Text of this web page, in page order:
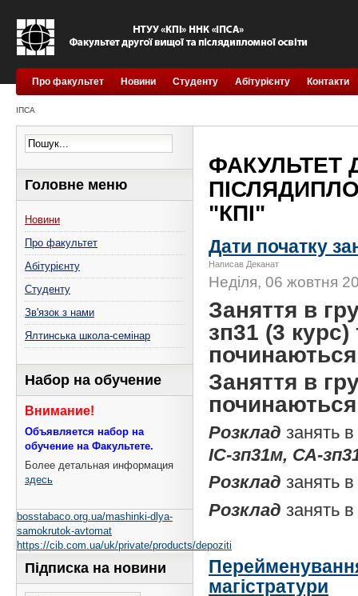
Про факультет Новини Студенту Абітурієнту Контакти
ІПСА
ФАКУЛЬТЕТ
"КПІ"
Дати початку
Написав Деканат
Неділя, 06 жовтня
Заняття в
зп31 (3 курс)
Заняття в
Розклад занять
ІС-зп31м, СА-
Розклад занять в
Розклад занять в
магістратури
Головне меню
Новини
Про факультет
Абітурієнту
Студенту
Зв'язок з нами
Ялтинська школа-семінар
Набор на обучение
Внимание!
Объявляется набор на
обучение на Факультете.
Более детальная информация
здесь
bosstabaco.org.ua/mashinki-dlya-
samokrutok-avtomat
https://cib.com.ua/uk/private/products/depoziti
Підписка на новини